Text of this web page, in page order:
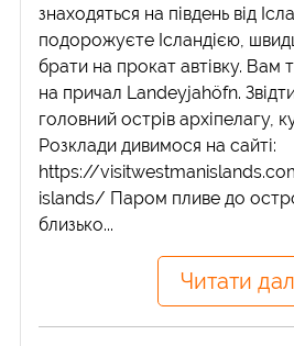
знаходяться на південь від
подорожуєте Ісландією,
брати на прокат автівку. Вам
на причал Landeyjahöfn.
головний острів архіпелагу,
Розклади дивимося на сайті:
https://
islands/ Паром пливе до
близько...
Читати